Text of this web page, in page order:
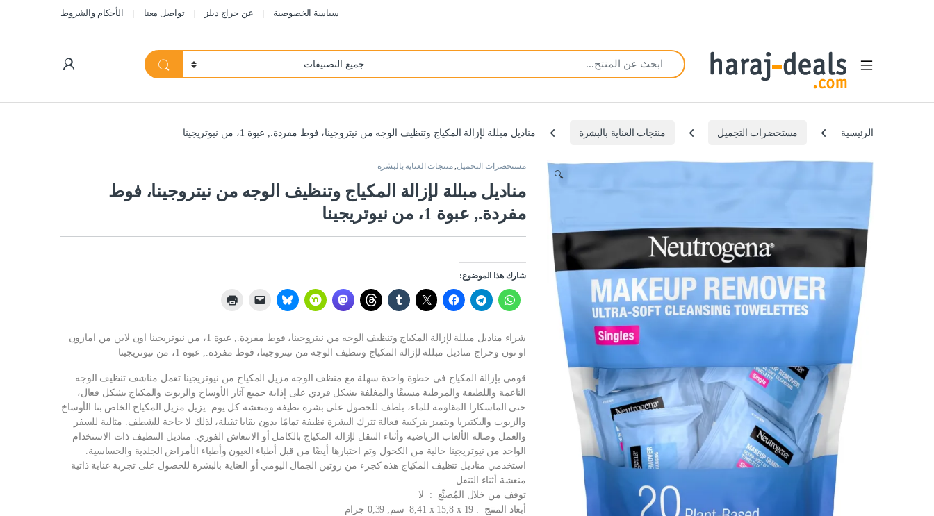
سياسة الخصوصية عن حراج ديلز تواصل معنا الأحكام والشروط
Open
Search for:
الرئيسية مستحضرات التجميل منتجات العناية بالبشرة مناديل مبللة لإزالة المكياج وتنظيف الوجه من نيتروجينا، فوط مفردة., عبوة 1، من نيوتريجينا
🔍
مستحضرات التجميل,منتجات العناية بالبشرة
مناديل مبللة لإزالة المكياج وتنظيف الوجه من نيتروجينا، فوط
مفردة., عبوة 1، من نيوتريجينا
شارك هذا الموضوع:
شراء مناديل مبللة لإزالة المكياج وتنظيف الوجه من نيتروجينا، فوط مفردة., عبوة 1، من نيوتريجينا اون لاين من امازون
او نون وحراج مناديل مبللة لإزالة المكياج وتنظيف الوجه من نيتروجينا، فوط مفردة., عبوة 1، من نيوتريجينا
قومي بإزالة المكياج في خطوة واحدة سهلة مع منظف الوجه مزيل المكياج من نيوتريجينا تعمل مناشف تنظيف الوجه
الناعمة واللطيفة والمرطبة مسبقًا والمغلفة بشكل فردي على إذابة جميع آثار الأوساخ والزيوت والمكياج بشكل فعال،
حتى الماسكارا المقاومة للماء، بلطف للحصول على بشرة نظيفة ومنعشة كل يوم. يزيل مزيل المكياج الخاص بنا الأوساخ
والزيوت والبكتيريا ويتميز بتركيبة فعالة تترك البشرة نظيفة تمامًا بدون بقايا ثقيلة، لذلك لا حاجة للشطف. مثالية للسفر
والعمل وصالة الألعاب الرياضية وأثناء التنقل لإزالة المكياج بالكامل أو الانتعاش الفوري. مناديل التنظيف ذات الاستخدام
الواحد من نيوتريجينا خالية من الكحول وتم اختبارها أيضًا من قبل أطباء العيون وأطباء الأمراض الجلدية والحساسية.
استخدمي مناديل تنظيف المكياج هذه كجزء من روتين الجمال اليومي أو العناية بالبشرة للحصول على تجربة عناية ذاتية
منعشة أثناء التنقل.
توقف من خلال المُصنِّع ‏ : ‎ لا
أبعاد المنتج ‏ : ‎ 8,41 x 15,8 x 19 سم; 0,39 جرام